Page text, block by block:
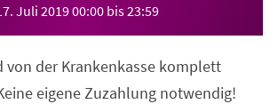
Juli 201900:00 bis23:59
von der Krankenkasse komplett
eigene Zuzahlung notwendig!